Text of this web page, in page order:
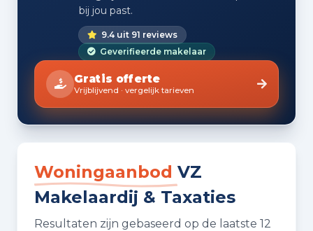
Engels. Neem gerust contact op voor een
vrijblijvend gesprek over uw woning of
verkoopwensen.
bij jou past.
9.4 uit 91 reviews
Geverifieerde makelaar
Gratis offerte
Vrijblijvend · vergelijk tarieven
Woningaanbod VZ
Makelaardij & Taxaties
Resultaten zijn gebaseerd op de laatste 12